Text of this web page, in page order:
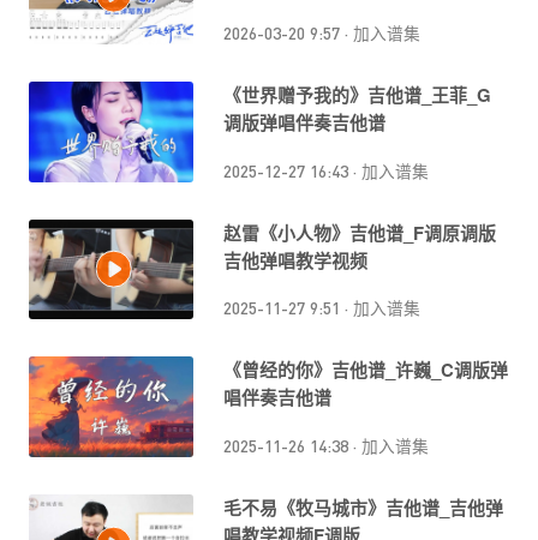
2026-03-20 9:57 · 加入谱集
《世界赠予我的》吉他谱_王菲_G
调版弹唱伴奏吉他谱
2025-12-27 16:43 · 加入谱集
赵雷《小人物》吉他谱_F调原调版
吉他弹唱教学视频
2025-11-27 9:51 · 加入谱集
《曾经的你》吉他谱_许巍_C调版弹
唱伴奏吉他谱
2025-11-26 14:38 · 加入谱集
毛不易《牧马城市》吉他谱_吉他弹